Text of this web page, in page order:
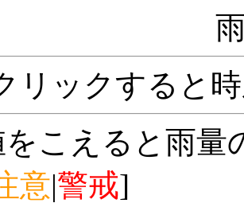
リックすると
こえると雨量
意|警戒]